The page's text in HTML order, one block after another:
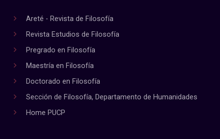
Areté - Revista de Filosofía
Revista Estudios de Filosofía
Pregrado en Filosofía
Maestría en Filosofía
Doctorado en Filosofía
Sección de Filosofía, Departamento de Humanidades
Home PUCP